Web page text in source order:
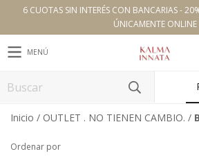
6 CUOTAS SIN INTERÉS CON BANCARIAS -
ÚNICAMENTE ONLINE
MENÚ
Inicio / OUTLET . NO TIENEN CAMBIO. /
Ordenar por